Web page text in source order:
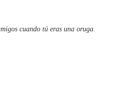
cuando tú eras una oruga.